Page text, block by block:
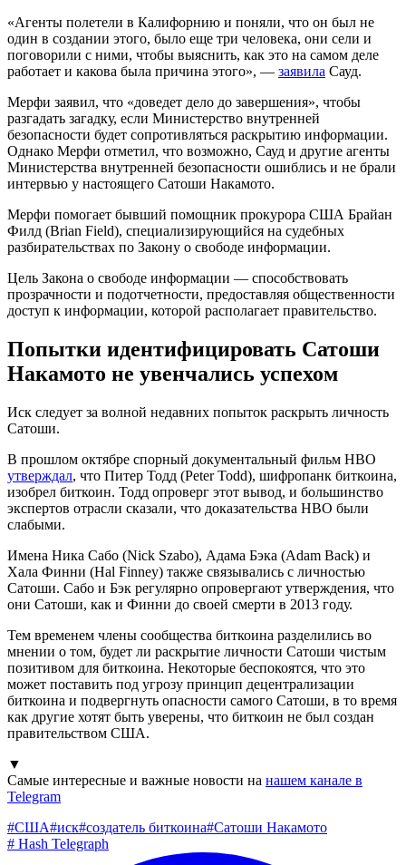
«Агенты полетели в Калифорнию и поняли, что он был не
один в создании этого, было еще три человека, они сели и
поговорили с ними, чтобы выяснить, как это на самом деле
работает и какова была причина этого», — заявила Сауд.
Мерфи заявил, что «доведет дело до завершения», чтобы
разгадать загадку, если Министерство внутренней
безопасности будет сопротивляться раскрытию информации.
Однако Мерфи отметил, что возможно, Сауд и другие агенты
Министерства внутренней безопасности ошиблись и не брали
интервью у настоящего Сатоши Накамото.
Мерфи помогает бывший помощник прокурора США Брайан
Филд (Brian Field), специализирующийся на судебных
разбирательствах по Закону о свободе информации.
Цель Закона о свободе информации — способствовать
прозрачности и подотчетности, предоставляя общественности
доступ к информации, которой располагает правительство.
Попытки идентифицировать Сатоши
Накамото не увенчались успехом
Иск следует за волной недавних попыток раскрыть личность
Сатоши.
В прошлом октябре спорный документальный фильм HBO
утверждал, что Питер Тодд (Peter Todd), шифропанк биткоина,
изобрел биткоин. Тодд опроверг этот вывод, и большинство
экспертов отрасли сказали, что доказательства HBO были
слабыми.
Имена Ника Сабо (Nick Szabo), Адама Бэка (Adam Back) и
Хала Финни (Hal Finney) также связывались с личностью
Сатоши. Сабо и Бэк регулярно опровергают утверждения, что
они Сатоши, как и Финни до своей смерти в 2013 году.
Тем временем члены сообщества биткоина разделились во
мнении о том, будет ли раскрытие личности Сатоши чистым
позитивом для биткоина. Некоторые беспокоятся, что это
может поставить под угрозу принцип децентрализации
биткоина и подвергнуть опасности самого Сатоши, в то время
как другие хотят быть уверены, что биткоин не был создан
правительством США.
▼
Самые интересные и важные новости на нашем канале в
Telegram
#США#иск#создатель биткоина#Сатоши Накамото
# Hash Telegraph